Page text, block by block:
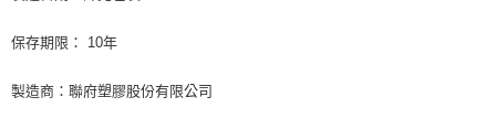
保存期限： 10年
製造商：聯府塑膠股份有限公司